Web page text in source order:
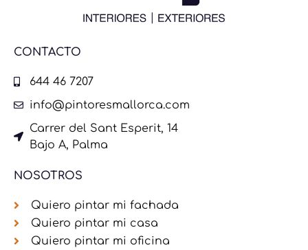
CONTACTO
644 46 7207
info@pintoresmallorca.com
Carrer del Sant Esperit, 14
Bajo A, Palma
NOSOTROS
Quiero pintar mi fachada
Quiero pintar mi casa
Quiero pintar mi oficina